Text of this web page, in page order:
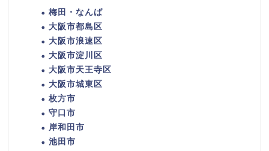
梅田・なんば
大阪市都島区
大阪市浪速区
大阪市淀川区
大阪市天王寺区
大阪市城東区
枚方市
守口市
岸和田市
池田市